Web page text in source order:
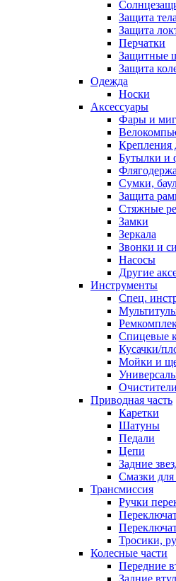
Защита тела
Защита
Перчатки
Защитные
Защита
Одежда
Носки
Аксессуары
Фары и
Крепления
Бутылки и
Сумки,
Защита
Стяжные
Замки
Зеркала
Звонки и
Насосы
Другие
Инструменты
Спец.
Спицевые
Кусачки/
Мойки и
Очистители
Приводная часть
Каретки
Шатуны
Педали
Цепи
Задние
Смазки
Трансмиссия
Ручки
Тросики,
Колесные части
Передние
Задние